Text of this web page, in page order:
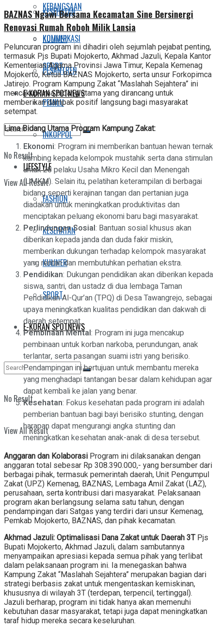
KESEHATAN
KULINER
SPORT
E-KORAN SPOTNEWS
No Result
View All Result
KEBANGSAAN
KOMUNIKASI
PESANTREN
PEMILU
INKOPPOL
LIFESTYLE
FASHION
KESEHATAN
KULINER
SPORT
E-KORAN SPOTNEWS
No Result
View All Result
BAZNAS Ngawi Bersama Kecamatan Sine Bersinergi
Renovasi Rumah Roboh Milik Lansia
Peluncuran program ini dihadiri oleh sejumlah pejabat penting,
termasuk Pjs Bupati Mojokerto, Akhmad Jazuli, Kepala Kantor
Kementerian Agama Provinsi Jawa Timur, Kepala Kemenag
Mojokerto, Ketua BAZNAS Mojokerto, serta unsur Forkopimca
Jatirejo. Program Kampung Zakat “Maslahah Sejahtera” ini
mencakup lima bidang utama yang dirancang untuk
memberikan dampak positif langsung bagi masyarakat
setempat.
Lima Bidang Utama Program Kampung Zakat:
Ekonomi: Program ini memberikan bantuan hewan ternak
kambing kepada kelompok mustahik serta dana stimulan
untuk 28 pelaku Usaha Mikro Kecil dan Menengah
(UMKM). Selain itu, pelatihan keterampilan di berbagai
bidang seperti kerajinan tangan dan pertanian juga
diadakan untuk meningkatkan produktivitas dan
menciptakan peluang ekonomi baru bagi masyarakat.
Perlindungan Sosial: Bantuan sosial khusus akan
diberikan kepada janda dan duda fakir miskin,
memberikan dukungan terhadap kelompok masyarakat
yang rentan dan membutuhkan perhatian ekstra.
Pendidikan: Dukungan pendidikan akan diberikan kepada
siswa, santri, dan ustadz di dua lembaga Taman
Pendidikan Al-Qur’an (TPQ) di Desa Tawangrejo, sebagai
upaya meningkatkan kualitas pendidikan dan dakwah di
daerah setempat.
Pembinaan Mental: Program ini juga mencakup
pembinaan untuk korban narkoba, perundungan, anak
terlantar, serta pasangan suami istri yang berisiko.
Pendampingan ini bertujuan untuk membantu mereka
yang menghadapi tantangan besar dalam kehidupan agar
dapat kembali ke jalan yang benar.
Kesehatan: Fokus kesehatan pada program ini adalah
pemberian bantuan bagi bayi berisiko stunting, dengan
harapan dapat mengurangi angka stunting dan
meningkatkan kesehatan anak-anak di desa tersebut.
Anggaran dan Kolaborasi Program ini dilaksanakan dengan
anggaran total sebesar Rp 308.390.000,- yang bersumber dari
berbagai pihak, termasuk pemerintah daerah, Unit Pengumpul
Zakat (UPZ) Kemenag, BAZNAS, Lembaga Amil Zakat (LAZ),
perusahaan, serta kontribusi dari masyarakat. Pelaksanaan
program akan berlangsung selama satu tahun, dengan
pendampingan dari Satgas yang terdiri dari unsur Kemenag,
Pemkab Mojokerto, BAZNAS, dan pihak kecamatan.
Akhmad Jazuli: Optimalisasi Dana Zakat untuk Daerah 3TPjs
Bupati Mojokerto, Akhmad Jazuli, dalam sambutannya
menyampaikan apresiasi kepada semua pihak yang terlibat
dalam pelaksanaan program ini. Ia menegaskan bahwa
Kampung Zakat “Maslahah Sejahtera” merupakan bagian dari
strategi berbasis zakat untuk mengentaskan kemiskinan,
khususnya di wilayah 3T (terdepan, terpencil, tertinggal).
Jazuli berharap, program ini tidak hanya akan memenuhi
kebutuhan dasar masyarakat, tetapi juga dapat meningkatkan
taraf hidup mereka secara keseluruhan.